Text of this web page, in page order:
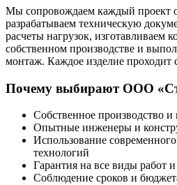
Мы сопровождаем каждый проект
разрабатываем техническую
расчеты нагрузок, изготавливаем
собственном производстве и
монтаж. Каждое изделие проходит
Почему выбирают ООО
Собственное производство и
Опытные инженеры и
Использование
технологий
Гарантия на все виды работ
Соблюдение сроков и